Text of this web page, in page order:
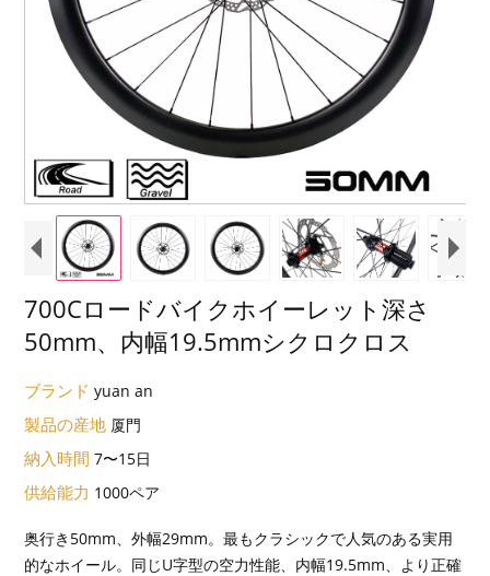
700Cロードバイクホイーレット深さ
50mm、内幅19.5mmシクロクロス
ブランドyuan an
製品の産地 厦門
納入時間7〜15日
供給能力 1000ペア
奥行き50mm、外幅29mm。最もクラシックで人気のある実用
的なホイール。同じU字型の空力性能、内幅19.5mm、より正確